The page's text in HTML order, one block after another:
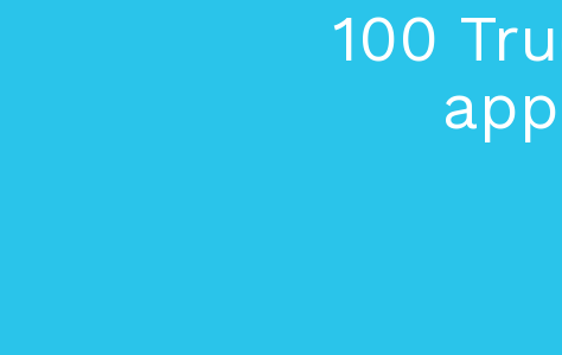
100